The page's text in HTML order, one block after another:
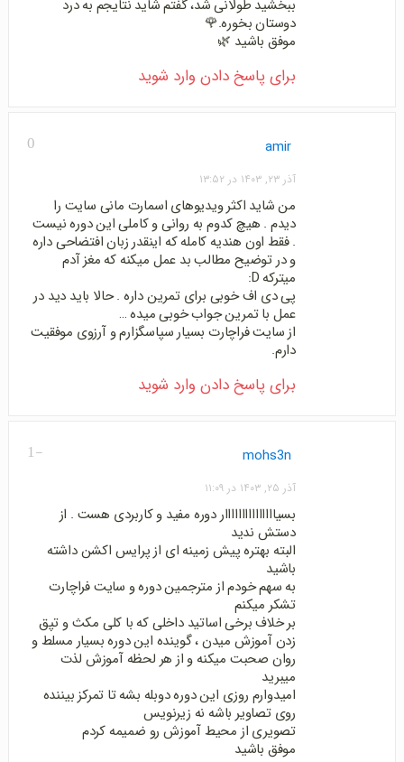
ببخشید طولانی شد، گفتم شاید نتایجم به درد
دوستان بخوره.🌹
موفق باشید 🌿
برای پاسخ دادن وارد شوید
0 amir
آذر ۲۳, ۱۴۰۳ در ۱۳:۵۲
من شاید اکثر ویدیوهای اسمارت مانی سایت را
دیدم . هیچ کدوم به روانی و کاملی این دوره نیست
. فقط اون هندیه کامله که اینقدر زبان افتضاحی داره
و در توضیح مطالب بد عمل میکنه که مغز آدم
میترکه D:
پی دی اف خوبی برای تمرین داره . حالا باید دید در
عمل با تمرین جواب خوبی میده …
از سایت فراچارت بسیار سپاسگزارم و آرزوی موفقیت
دارم.
برای پاسخ دادن وارد شوید
-1 mohs3n
آذر ۲۵, ۱۴۰۳ در ۱۱:۰۹
بسیااااااااااااااار دوره مفید و کاربردی هست . از
دستش ندید
البته بهتره پیش زمینه ای از پرایس اکشن داشته
باشید
به سهم خودم از مترجمین دوره و سایت فراچارت
تشکر میکنم
بر خلاف برخی اساتید داخلی که با کلی مکث و تپق
زدن آموزش میدن ، گوینده این دوره بسیار مسلط و
روان صحبت میکنه و از هر لحظه آموزش لذت
میبرید
امیدوارم روزی این دوره دوبله بشه تا تمرکز بیننده
روی تصاویر باشه نه زیرنویس
تصویری از محیط آموزش رو ضمیمه کردم
موفق باشید